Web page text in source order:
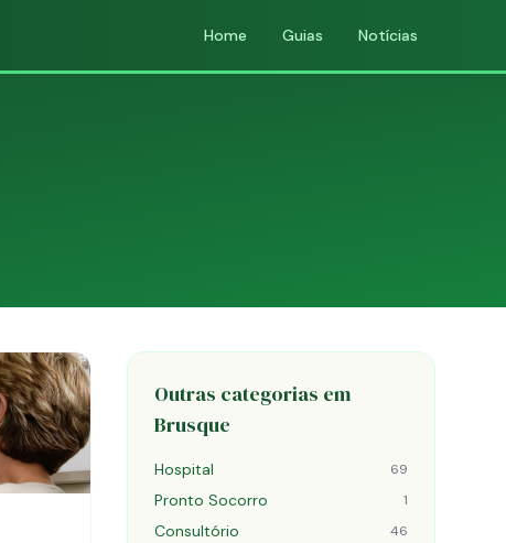
Home Guias Notícias
Outras categorias em
Brusque
Hospital 69
Pronto Socorro 1
Consultório 46